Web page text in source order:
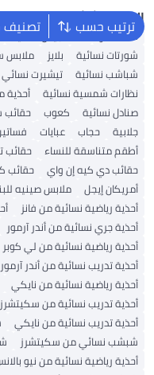
أحذية ارتدادية عصرية للنساء
الأسود
ترتيب حسب
البحث الشائع
شنط ألدو شنط جيس نسائية
شورتات نسائية
بلايز ملابس
شباشب نسائية
تيشيرت نسائي
نظارات شمسية نسائية
أحذية
صنادل نسائية
كعوب حقائب
جلابية
حجاب عبايات
أطقم متناسقة للنساء
حقائب
حقائب دي كيه إن واي
حقائب
أمريكان إيجل
ملابس صينيه
أحذية رياضية نسائية من فانز
أحذية جري نسائية من أندر آرمور
أحذية رياضية نسائية من لي كوبر
أحذية تدريب نسائية من أندر آرمور
أحذية رياضية نسائية من نايكي
أحذية تدريب نسائية من سكيتشرز
أحذية تدريب نسائية من نايكي
شبشب نسائي من سكيتشرز
أحذية رياضية نسائية من نيو